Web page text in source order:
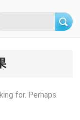
产品，智能家居解决方
for. Perhaps